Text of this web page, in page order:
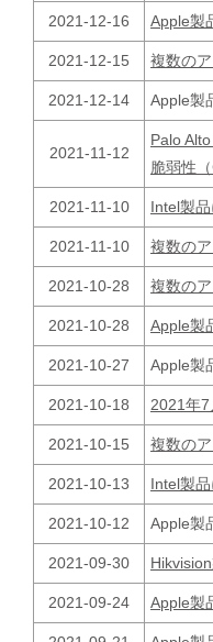
2021-12-16 Apple製
2021-12-15 複数の
2021-12-14 Apple製
2021-11-12
Palo
脆弱性
2021-11-10 Intel製
2021-11-10 複数の
2021-10-28 複数の
2021-10-28 Apple製
2021-10-27 Apple製
2021-10-18 2021年
2021-10-15 複数の
2021-10-13 Intel製
2021-10-12 Apple製
2021-09-30
2021-09-24 Apple製